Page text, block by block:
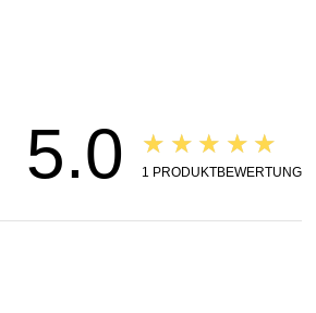
5.0 ★★★★★
1 PRODUKTBEWERTUNG